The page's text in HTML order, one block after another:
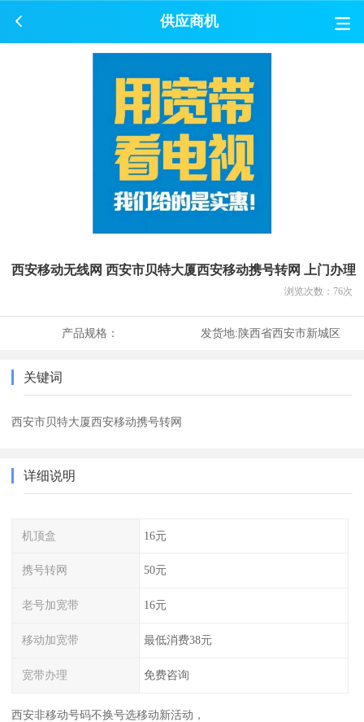
供应商机
西安移动无线网 西安市贝特大厦西安移动携号转网 上门办理
浏览次数： 76次
产品规格： 发货地:陕西省西安市新城区
关键词
西安市贝特大厦西安移动携号转网
详细说明
机顶盒 16元
携号转网 50元
老号加宽带 16元
移动加宽带 最低消费38元
宽带办理 免费咨询
西安非移动号码不换号选移动新活动，